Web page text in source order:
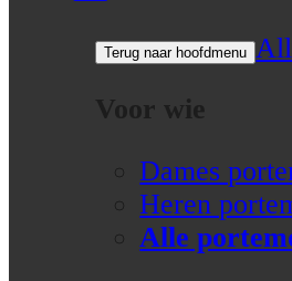
Terug naar hoofdmenu
Voor wie
Dames
Heren
Alle